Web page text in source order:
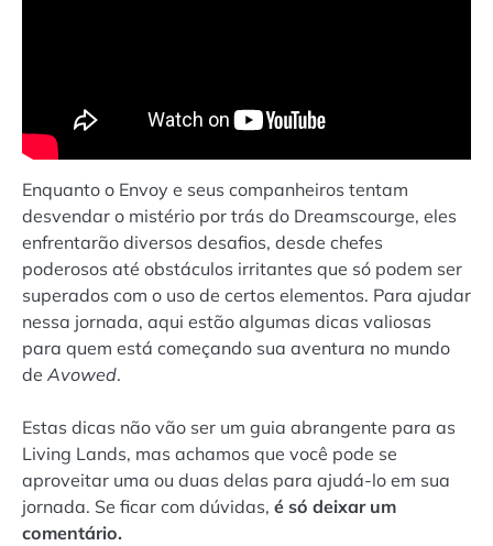
Enquanto o Envoy e seus companheiros tentam
desvendar o mistério por trás do Dreamscourge, eles
enfrentarão diversos desafios, desde chefes
poderosos até obstáculos irritantes que só podem ser
superados com o uso de certos elementos. Para ajudar
nessa jornada, aqui estão algumas dicas valiosas
para quem está começando sua aventura no mundo
de Avowed.
Estas dicas não vão ser um guia abrangente para as
Living Lands, mas achamos que você pode se
aproveitar uma ou duas delas para ajudá-lo em sua
jornada. Se ficar com dúvidas, é só deixar um
comentário.